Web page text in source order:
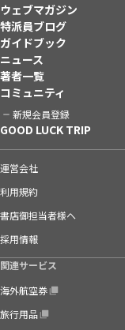
ウェブマガジン
特派員ブログ
ガイドブック
ニュース
著者一覧
コミュニティ
新規会員登録
GOOD LUCK TRIP
運営会社
利用規約
書店御担当者様へ
採用情報
関連サービス
海外航空券
旅行用品